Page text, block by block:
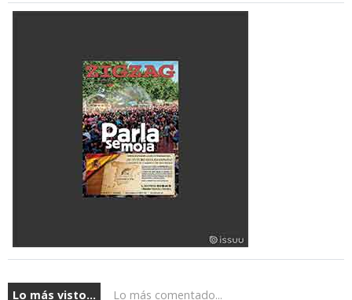
Lo más visto... Lo más comentado...